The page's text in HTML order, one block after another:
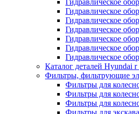
Гидравлическое
Гидравлическое
Гидравлическое
Гидравлическое
Гидравлическое
Гидравлическое
Гидравлическое
Каталог деталей Hyundai
Фильтры, фильтрующие
Фильтры для
Фильтры для
Фильтры для
Фильтры для